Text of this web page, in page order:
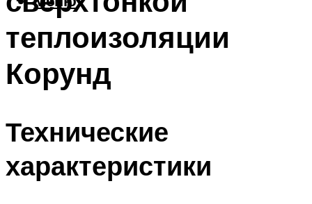
теплоизоляции
Корунд
Технические
характеристики